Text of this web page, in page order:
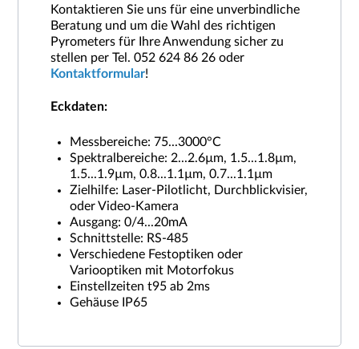
Kontaktieren Sie uns für eine unverbindliche
Beratung und um die Wahl des richtigen
Pyrometers für Ihre Anwendung sicher zu
stellen per Tel. 052 624 86 26 oder
Kontaktformular!
Eckdaten:
Messbereiche: 75...3000°C
Spektralbereiche: 2...2.6µm, 1.5...1.8µm,
1.5...1.9µm, 0.8...1.1µm, 0.7...1.1µm
Zielhilfe: Laser-Pilotlicht, Durchblickvisier,
oder Video-Kamera
Ausgang: 0/4...20mA
Schnittstelle: RS-485
Verschiedene Festoptiken oder
Variooptiken mit Motorfokus
Einstellzeiten t95 ab 2ms
Gehäuse IP65